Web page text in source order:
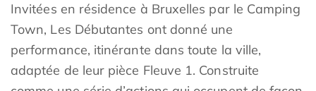
Invitées en résidence à Bruxelles par le Camping
Town, Les Débutantes ont donné une
performance, itinérante dans toute la ville,
adaptée de leur pièce Fleuve 1. Construite